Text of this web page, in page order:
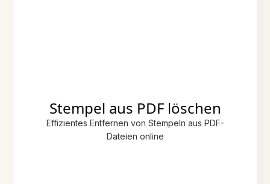
Stempel aus PDF löschen
Effizientes Entfernen von Stempeln aus PDF-
Dateien online